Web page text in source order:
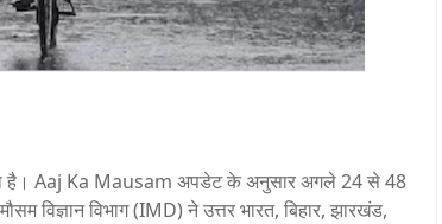
है। Aaj Ka Mausam अपडेट के अनुसार अगले 24 से 48
विज्ञान विभाग (IMD) ने उत्तर भारत, बिहार, झारखंड,